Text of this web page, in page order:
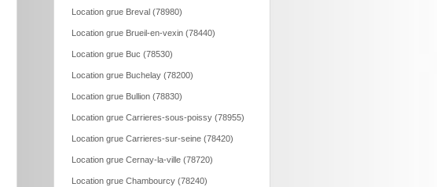
Location grue Breval (78980)
Location grue Brueil-en-vexin (78440)
Location grue Buc (78530)
Location grue Buchelay (78200)
Location grue Bullion (78830)
Location grue Carrieres-sous-poissy (78955)
Location grue Carrieres-sur-seine (78420)
Location grue Cernay-la-ville (78720)
Location grue Chambourcy (78240)